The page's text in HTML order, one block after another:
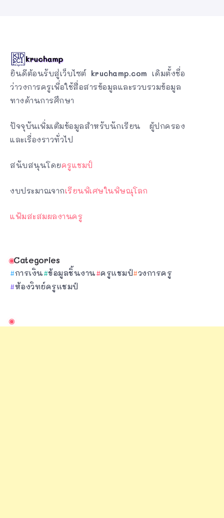
ยินดีต้อนรับสู่เว็บไซต์ kruchamp.com เดิมตั้งชื่อ
ว่าวงการครูเพื่อใช้สื่อสารข้อมูลและรวบรวมข้อมูล
ทางด้านการศึกษา
ปัจจุบันเพิ่มเติมข้อมูลสำหรับนักเรียน ผู้ปกครอง
และเรื่องราวทั่วไป
สนับสนุนโดยครูแชมป์
งบประมาณจากเรียนพิเศษในพิษณุโลก
แฟ้มสะสมผลงานครู
Categories
การเงิน ข้อมูลชิ้นงาน ครูแชมป์ วงการครู
ห้องวิทย์ครูแชมป์